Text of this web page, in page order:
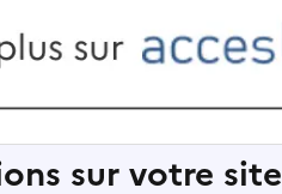
sur votre site